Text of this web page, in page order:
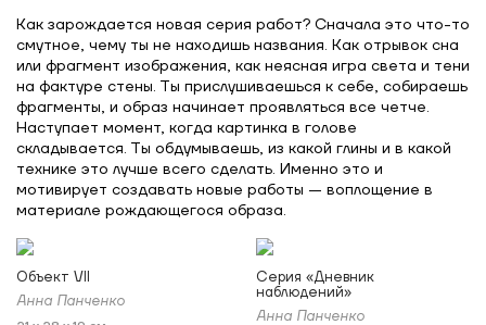
Как зарождается новая серия работ? Сначала это что-то
смутное, чему ты не находишь названия. Как отрывок сна
или фрагмент изображения, как неясная игра света и тени
на фактуре стены. Ты прислушиваешься к себе, собираешь
фрагменты, и образ начинает проявляться все четче.
Наступает момент, когда картинка в голове
складывается. Ты обдумываешь, из какой глины и в какой
технике это лучше всего сделать. Именно это и
мотивирует создавать новые работы — воплощение в
материале рождающегося образа.
Объект VII
Анна Панченко
Серия «Дневник
наблюдений»
Анна Панченко